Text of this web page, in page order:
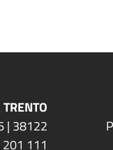
| 38122
111